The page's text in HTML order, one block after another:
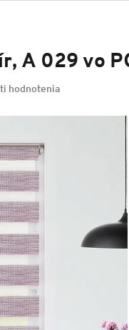
A 029 vo
hodnotenia